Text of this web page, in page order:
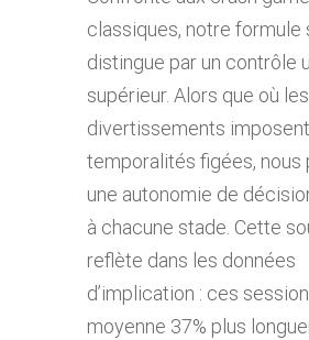
classiques, notre formule
distingue par un contrôle
supérieur. Alors que où
divertissements
temporalités figées, nous
une autonomie de
à chacune stade. Cette
reflète dans les données
d’implication : ces
moyenne 37% plus